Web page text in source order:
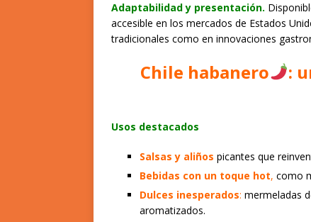
Adaptabilidad y presentación.
accesible en los mercados de Estados
tradicionales como en innovaciones
Chile habanero
:
Usos destacados
Salsas y aliños picantes que
Bebidas con un toque hot, como
Dulces inesperados: mermeladas
aromatizados.